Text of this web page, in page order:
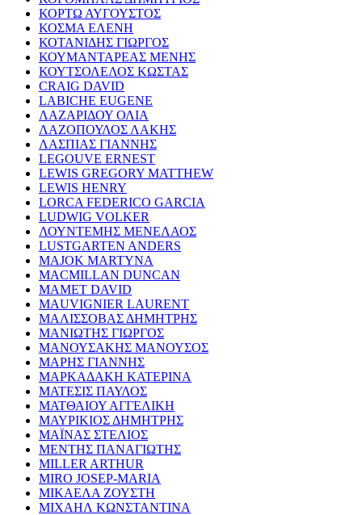
ΚΟΡΤΩ ΑΥΓΟΥΣΤΟΣ
ΚΟΣΜΑ ΕΛΕΝΗ
ΚΟΤΑΝΙΔΗΣ ΓΙΩΡΓΟΣ
ΚΟΥΜΑΝΤΑΡΕΑΣ ΜΕΝΗΣ
ΚΟΥΤΣΟΛΕΛΟΣ ΚΩΣΤΑΣ
CRAIG DAVID
LABICHE EUGENE
ΛΑΖΑΡΙΔΟΥ ΟΛΙΑ
ΛΑΖΟΠΟΥΛΟΣ ΛΑΚΗΣ
ΛΑΣΠΙΑΣ ΓΙΑΝΝΗΣ
LEGOUVE ERNEST
LEWIS GREGORY MATTHEW
LEWIS HENRY
LORCA FEDERICO GARCIA
LUDWIG VOLKER
ΛΟΥΝΤΕΜΗΣ ΜΕΝΕΛΑΟΣ
LUSTGARTEN ANDERS
MAJOK MARTYNA
MACMILLAN DUNCAN
MAMET DAVID
MAUVIGNIER LAURENT
ΜΑΛΙΣΣΟΒΑΣ ΔΗΜΗΤΡΗΣ
ΜΑΝΙΩΤΗΣ ΓΙΩΡΓΟΣ
ΜΑΝΟΥΣΑΚΗΣ ΜΑΝΟΥΣΟΣ
ΜΑΡΗΣ ΓΙΑΝΝΗΣ
ΜΑΡΚΑΔΑΚΗ ΚΑΤΕΡΙΝΑ
ΜΑΤΕΣΙΣ ΠΑΥΛΟΣ
ΜΑΤΘΑΙΟΥ ΑΓΓΕΛΙΚΗ
ΜΑΥΡΙΚΙΟΣ ΔΗΜΗΤΡΗΣ
ΜΑΪΝΑΣ ΣΤΕΛΙΟΣ
ΜΕΝΤΗΣ ΠΑΝΑΓΙΩΤΗΣ
MILLER ARTHUR
MIRO JOSEP-MARIA
ΜΙΚΑΕΛΑ ΖΟΥΣΤΗ
ΜΙΧΑΗΛ ΚΩΝΣΤΑΝΤΙΝΑ